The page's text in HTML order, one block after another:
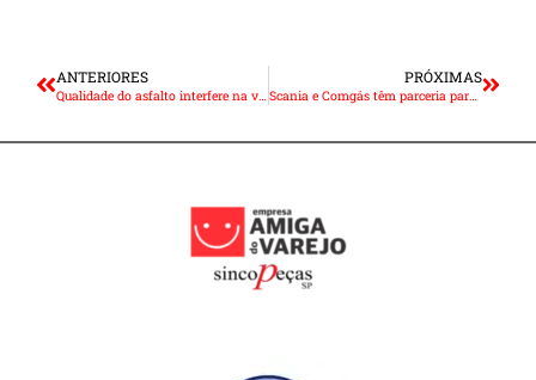
ANTERIORES
Qualidade do asfalto interfere na vida útil da junta homocinética
PRÓXIMAS
Scania e Comgás têm parceria para incentivar uso de GNV em pesados